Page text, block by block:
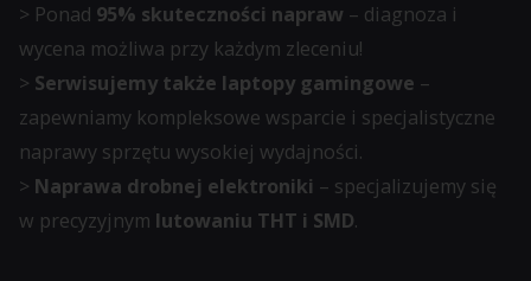
> Ponad 95% skuteczności napraw – diagnoza i
wycena możliwa przy każdym zleceniu!
> Serwisujemy także laptopy gamingowe –
zapewniamy kompleksowe wsparcie i specjalistyczne
naprawy sprzętu wysokiej wydajności.
> Naprawa drobnej elektroniki – specjalizujemy się
w precyzyjnym lutowaniu THT i SMD.
jak
zbiera
dane,
zapoznaj
się